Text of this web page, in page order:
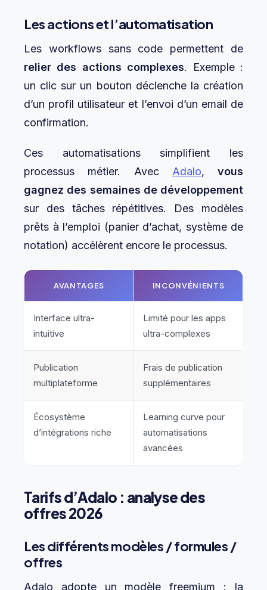
Les actions et l’automatisation
Les workflows sans code permettent de
relier des actions complexes. Exemple :
un clic sur un bouton déclenche la création
d’un profil utilisateur et l’envoi d’un email de
confirmation.
Ces automatisations simplifient les
processus métier. Avec Adalo, vous
gagnez des semaines de développement
sur des tâches répétitives. Des modèles
prêts à l’emploi (panier d’achat, système de
notation) accélèrent encore le processus.
AVANTAGES INCONVÉNIENTS
Interface ultra-
intuitive
Limité pour les apps
ultra-complexes
Publication
multiplateforme
Frais de publication
supplémentaires
Écosystème
d’intégrations riche
Learning curve pour
automatisations
avancées
Tarifs d’Adalo : analyse des
offres 2026
Les différents modèles / formules /
offres
Adalo adopte un modèle freemium : la